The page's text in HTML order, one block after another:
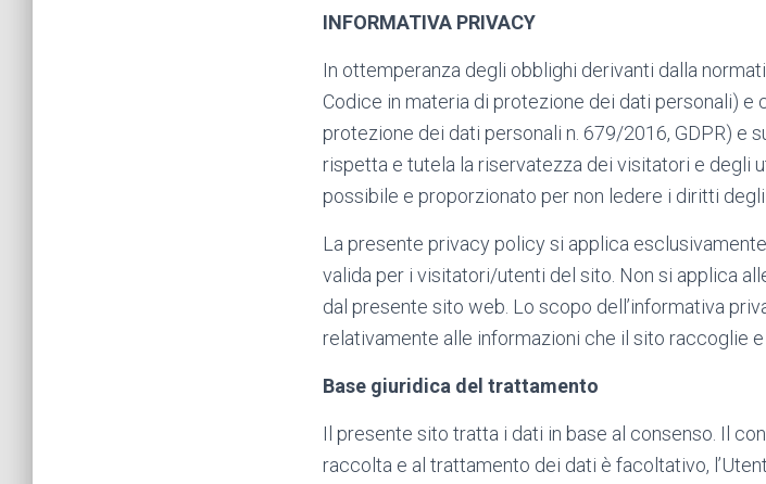
INFORMATIVA PRIVACY
In ottemperanza degli obblighi derivanti dalla
Codice in materia di protezione dei dati personali) e
protezione dei dati personali n. 679/2016, GDPR) e
rispetta e tutela la riservatezza dei visitatori e degli
possibile e proporzionato per non ledere i diritti degli
La presente privacy policy si applica
valida per i visitatori/utenti del sito. Non si applica
dal presente sito web. Lo scopo dell’informativa
relativamente alle informazioni che il sito raccoglie e
Base giuridica del trattamento
Il presente sito tratta i dati in base al consenso. Il
raccolta e al trattamento dei dati è facoltativo,